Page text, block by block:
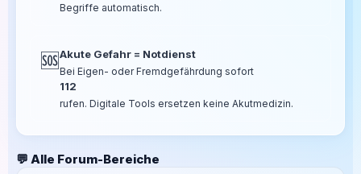
Begriffe automatisch.
🆘Akute Gefahr = Notdienst
Bei Eigen- oder Fremdgefährdung sofort
112
rufen. Digitale Tools ersetzen keine Akutmedizin.
💬 Alle Forum-Bereiche